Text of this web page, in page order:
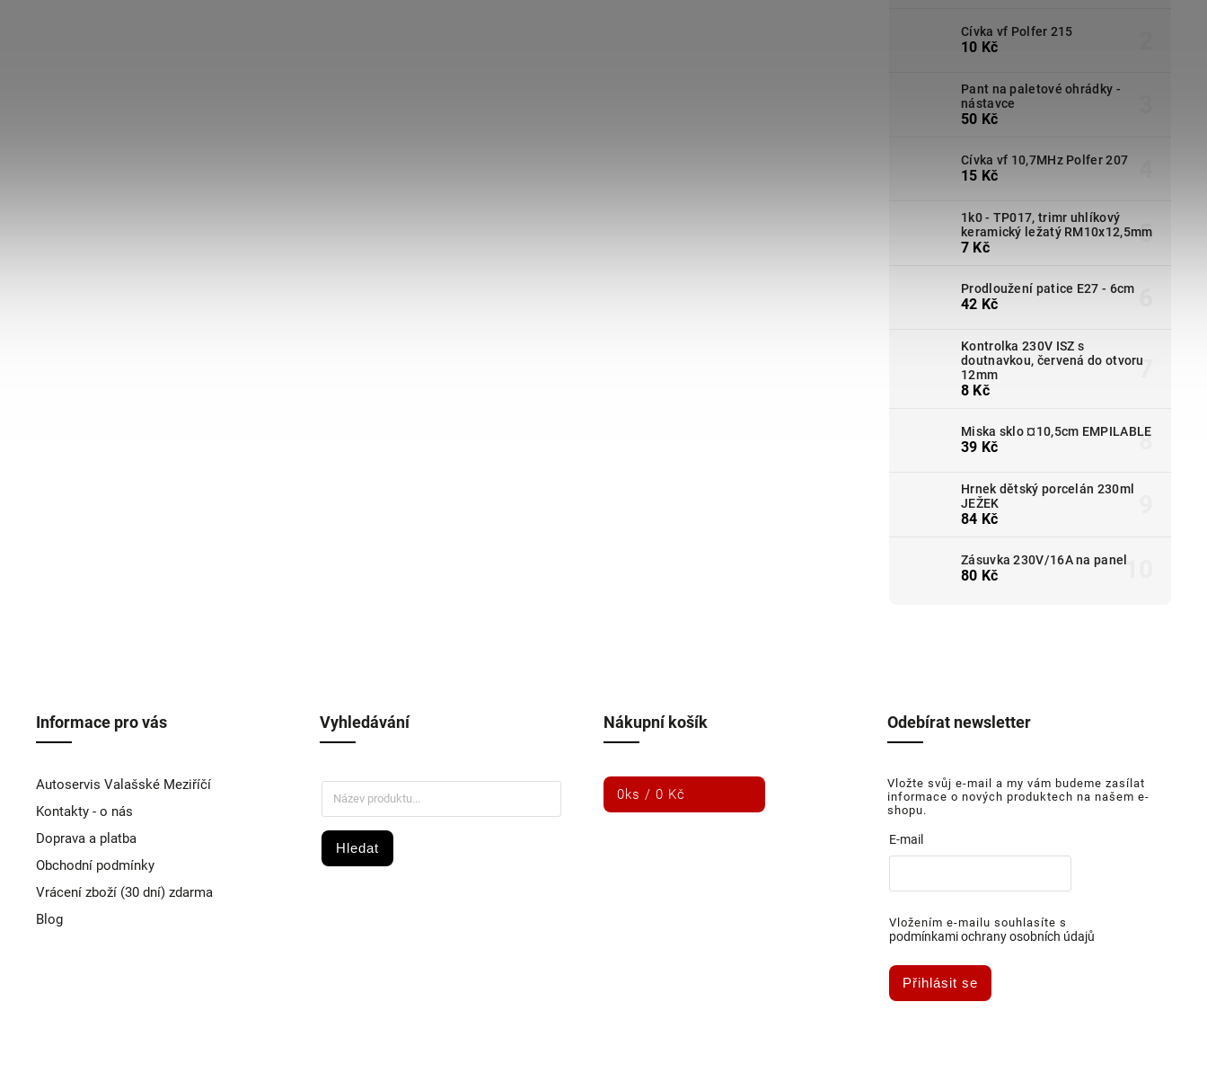
Cívka vf Polfer 215
10 Kč
Pant na paletové ohrádky -
nástavce
50 Kč
Cívka vf 10,7MHz Polfer 207
15 Kč
1k0 - TP017, trimr uhlíkový
keramický ležatý RM10x12,5mm
7 Kč
Prodloužení patice E27 - 6cm
42 Kč
Kontrolka 230V ISZ s
doutnavkou, červená do otvoru
12mm
8 Kč
Miska sklo ¤10,5cm EMPILABLE
39 Kč
Hrnek dětský porcelán 230ml
JEŽEK
84 Kč
Zásuvka 230V/16A na panel
80 Kč
Informace pro vás
Autoservis Valašské Meziříčí
Kontakty - o nás
Doprava a platba
Obchodní podmínky
Vrácení zboží (30 dní) zdarma
Blog
Vyhledávání
Hledat
Nákupní košík
0ks / 0 Kč
Odebírat newsletter
Vložte svůj e-mail a my vám budeme zasílat
informace o nových produktech na našem e-
shopu.
E-mail
Vložením e-mailu souhlasíte s
podmínkami ochrany osobních údajů
Přihlásit se